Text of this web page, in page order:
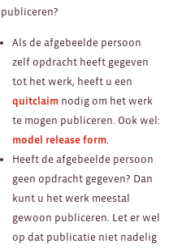
publiceren?
Als de afgebeelde persoon
zelf opdracht heeft gegeven
tot het werk, heeft u een
quitclaimnodig om het werk
te mogen publiceren. Ook wel:
model release form.
Heeft de afgebeelde persoon
geen opdracht gegeven? Dan
kunt u het werk meestal
gewoon publiceren. Let er wel
op dat publicatie niet nadelig